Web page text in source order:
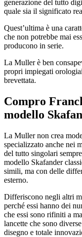
generazione del tutto
quale sia il significato
Quest’ultima è una
che non potrebbe mai
producono in serie.
La Muller è ben
propri impiegati
brevettata.
Compro
modello
La Muller non crea
specializzato anche nei
del tutto singolari
modello Skafander
simili, ma con delle
esterno.
Differiscono negli altri
perché essi hanno dei
che essi sono rifiniti a
lancette che sono
disegno e totale